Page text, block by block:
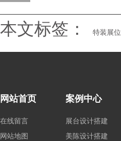
本文标签： 特装展位
网站首页
在线留言
网站地图
案例中心
展台设计搭建
美陈设计搭建